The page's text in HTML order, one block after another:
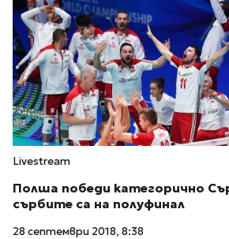
Livestream
Полша победи категорично
сърбите са на полуфинал
28 септември 2018, 8:38